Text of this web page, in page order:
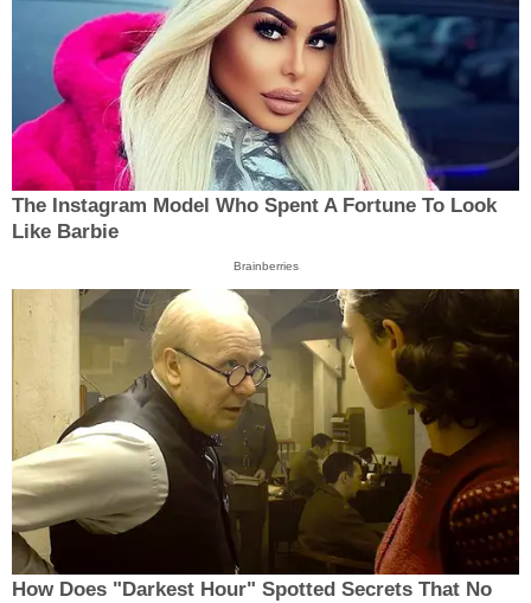
The Instagram Model Who Spent A Fortune To Look
Like Barbie
Brainberries
How Does "Darkest Hour" Spotted Secrets That No